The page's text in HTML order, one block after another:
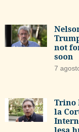
not
soon
7
Trino
la